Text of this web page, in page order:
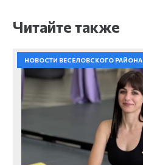
Читайте также
НОВОСТИ ВЕСЕЛОВСКОГО РАЙОНА